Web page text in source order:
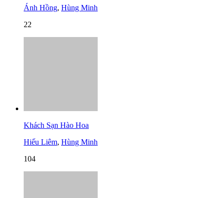
Ánh Hồng, Hùng Minh
22
Khách Sạn Hào Hoa
Hiếu Liêm, Hùng Minh
104